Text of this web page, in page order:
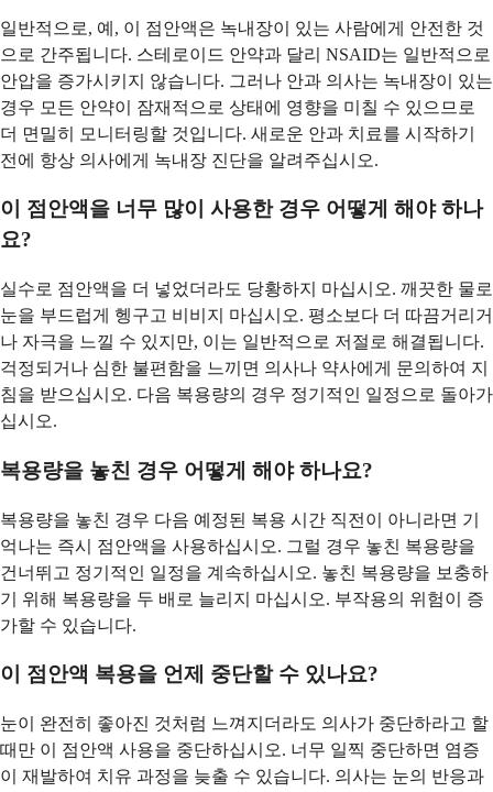
일반적으로, 예, 이 점안액은 녹내장이 있는 사람에게 안전한 것
으로 간주됩니다. 스테로이드 안약과 달리 NSAID는 일반적으로
안압을 증가시키지 않습니다. 그러나 안과 의사는 녹내장이 있는
경우 모든 안약이 잠재적으로 상태에 영향을 미칠 수 있으므로
더 면밀히 모니터링할 것입니다. 새로운 안과 치료를 시작하기
전에 항상 의사에게 녹내장 진단을 알려주십시오.
이 점안액을 너무 많이 사용한 경우 어떻게 해야 하나
요?
실수로 점안액을 더 넣었더라도 당황하지 마십시오. 깨끗한 물로
눈을 부드럽게 헹구고 비비지 마십시오. 평소보다 더 따끔거리거
나 자극을 느낄 수 있지만, 이는 일반적으로 저절로 해결됩니다.
걱정되거나 심한 불편함을 느끼면 의사나 약사에게 문의하여 지
침을 받으십시오. 다음 복용량의 경우 정기적인 일정으로 돌아가
십시오.
복용량을 놓친 경우 어떻게 해야 하나요?
복용량을 놓친 경우 다음 예정된 복용 시간 직전이 아니라면 기
억나는 즉시 점안액을 사용하십시오. 그럴 경우 놓친 복용량을
건너뛰고 정기적인 일정을 계속하십시오. 놓친 복용량을 보충하
기 위해 복용량을 두 배로 늘리지 마십시오. 부작용의 위험이 증
가할 수 있습니다.
이 점안액 복용을 언제 중단할 수 있나요?
눈이 완전히 좋아진 것처럼 느껴지더라도 의사가 중단하라고 할
때만 이 점안액 사용을 중단하십시오. 너무 일찍 중단하면 염증
이 재발하여 치유 과정을 늦출 수 있습니다. 의사는 눈의 반응과